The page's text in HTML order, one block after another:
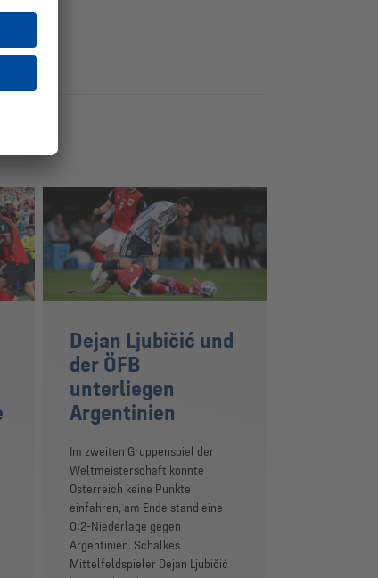
Dejan Ljubičić und
der ÖFB
unterliegen
Argentinien
Im zweiten Gruppenspiel der
Weltmeisterschaft konnte
Österreich keine Punkte
einfahren, am Ende stand eine
0:2-Niederlage gegen
Argentinien. Schalkes
Mittelfeldspieler Dejan Ljubičić